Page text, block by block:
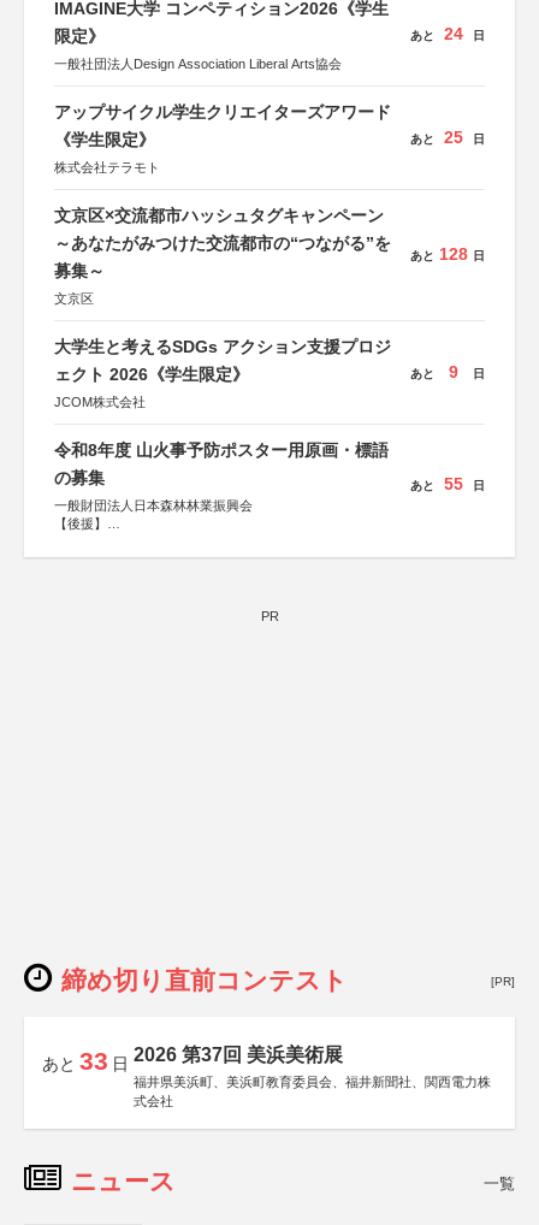
IMAGINE大学 コンペティション2026《学生
限定》
一般社団法人Design Association Liberal Arts協会
あと 24 日
アップサイクル学生クリエイターズアワード
《学生限定》
株式会社テラモト
あと 25 日
文京区×交流都市ハッシュタグキャンペーン
～あなたがみつけた交流都市の“つながる”を
募集～
文京区
あと 128 日
大学生と考えるSDGs アクション支援プロジ
ェクト 2026《学生限定》
JCOM株式会社
あと 9 日
令和8年度 山火事予防ポスター用原画・標語
の募集
一般財団法人日本森林林業振興会
【後援】
会、森林火災対策協会
あと 55 日
PR
締め切り直前コンテスト [PR]
あと 33 日 2026 第37回 美浜美術展
福井県美浜町、美浜町教育委員会、福井新聞社、関西電力株
式会社
ニュース 一覧